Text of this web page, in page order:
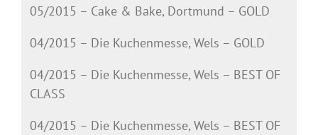
05/2015 – Cake & Bake, Dortmund – GOLD
04/2015 – Die Kuchenmesse, Wels – GOLD
04/2015 – Die Kuchenmesse, Wels – BEST OF
CLASS
04/2015 – Die Kuchenmesse, Wels – BEST OF